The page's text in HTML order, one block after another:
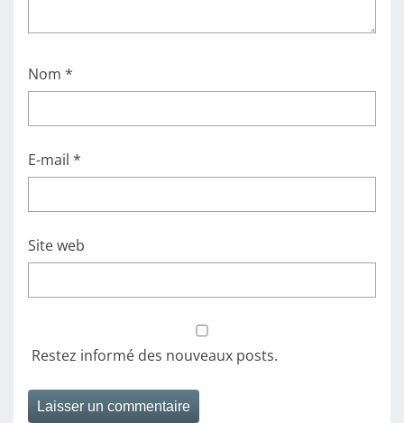
Nom *
E-mail *
Site web
Restez informé des nouveaux posts.